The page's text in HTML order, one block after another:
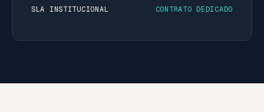
SLA INSTITUCIONAL CONTRATO DEDICADO